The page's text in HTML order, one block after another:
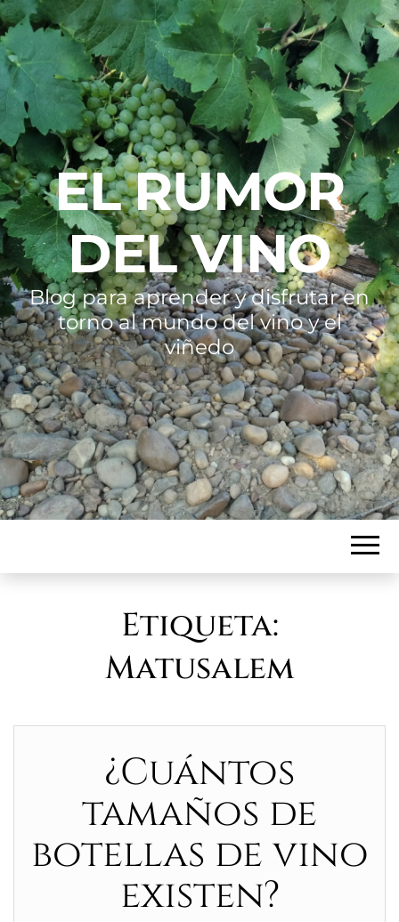
EL RUMOR
DEL VINO
Blog para aprender y disfrutar en
torno al mundo del vino y el
viñedo
Etiqueta:
Matusalem
¿Cuántos
tamaños de
botellas de vino
existen?